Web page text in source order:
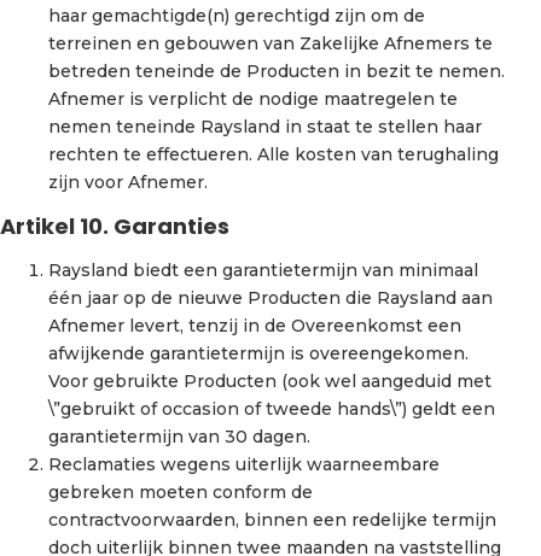
haar gemachtigde(n) gerechtigd zijn om de
terreinen en gebouwen van Zakelijke Afnemers te
betreden teneinde de Producten in bezit te nemen.
Afnemer is verplicht de nodige maatregelen te
nemen teneinde Raysland in staat te stellen haar
rechten te effectueren. Alle kosten van terughaling
zijn voor Afnemer.
Artikel 10. Garanties
Raysland biedt een garantietermijn van minimaal
één jaar op de nieuwe Producten die Raysland aan
Afnemer levert, tenzij in de Overeenkomst een
afwijkende garantietermijn is overeengekomen.
Voor gebruikte Producten (ook wel aangeduid met
\”gebruikt of occasion of tweede hands\”) geldt een
garantietermijn van 30 dagen.
Reclamaties wegens uiterlijk waarneembare
gebreken moeten conform de
contractvoorwaarden, binnen een redelijke termijn
doch uiterlijk binnen twee maanden na vaststelling